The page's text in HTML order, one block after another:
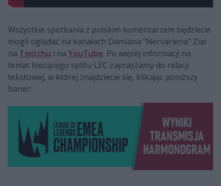
Wszystkie spotkania z polskim komentarzem będziecie
mogli oglądać na kanałach Damiana "Nervariena" Ziai
na Twitchu i na YouTube. Po więcej informacji na
temat bieżącego splitu LEC zapraszamy do relacji
tekstowej, w której znajdziecie się, klikając poniższy
baner: